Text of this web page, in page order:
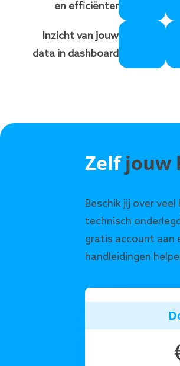
en efficiënter
Inzicht van jouw
data in dashboard
Zelfjouw
Beschik jij over
technisch
gratis account aan
handleidingen